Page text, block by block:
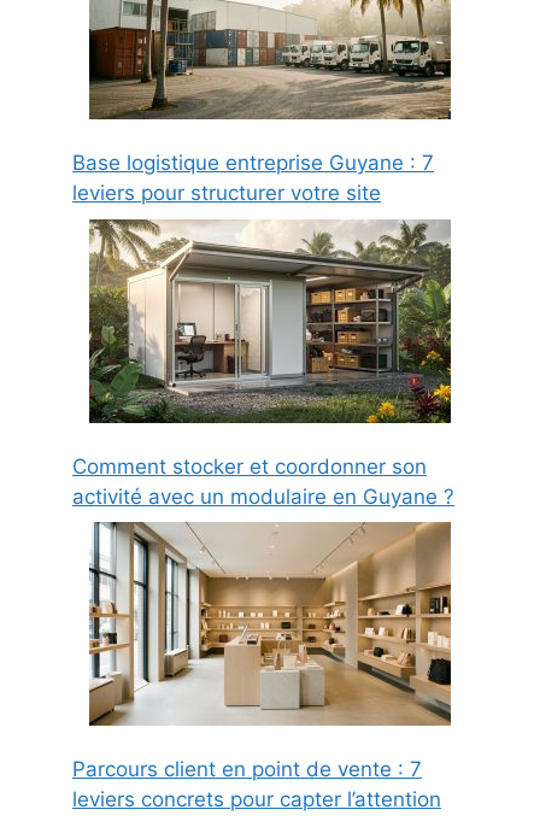
Base logistique entreprise Guyane : 7
leviers pour structurer votre site
Comment stocker et coordonner son
activité avec un modulaire en Guyane ?
Parcours client en point de vente : 7
leviers concrets pour capter l’attention